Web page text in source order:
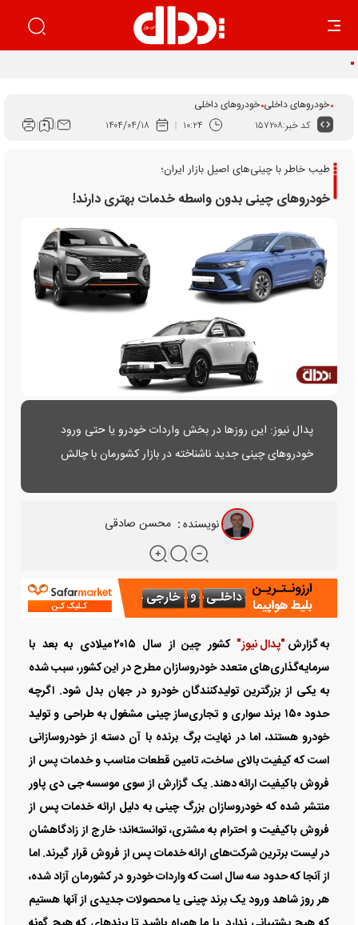
خودروهای داخلی خودروهای داخلی
کد خبر:۱۵۷۲۰۸ ۱۰:۲۴ ۱۴۰۴/۰۴/۱۸
طیب خاطر با چینی‌های اصیل بازار ایران؛
خودرو‌های چینی بدون واسطه خدمات بهتری دارند!
پدال نیوز: این روز‌ها در بخش واردات خودرو یا حتی ورود
خودرو‌های چینی جدید ناشناخته در بازار کشورمان با چالش
همراه می‌سازد......
نویسنده: محسن صادقی
به گزارش"پدال نیوز"
کشور چین از سال ۲۰۱۵ میلادی به بعد با
سرمایه‌گذاری‌های متعدد خودروسازان مطرح در این کشور، سبب شده
به یکی از بزرگترین تولیدکنندگان خودرو در جهان بدل شود. اگرچه
حدود ۱۵۰ برند سواری و تجاری‌ساز چینی مشغول به طراحی و تولید
خودرو هستند، اما در نهایت برگ برنده با آن دسته از خودروسازانی
است که کیفیت بالای ساخت، تامین قطعات مناسب و خدمات پس از
فروش باکیفیت ارائه دهند. یک گزارش از سوی موسسه جی دی پاور
منتشر شده که خودروسازان بزرگ چینی به دلیل ارائه خدمات پس از
فروش باکیفیت و احترام به مشتری، توانسته‌اند؛ خارج از زادگاهشان
در لیست برترین شرکت‌های ارائه خدمات پس از فروش قرار گیرند. اما
از آنجا که حدود سه سال است که واردات خودرو در کشورمان آزاد شده،
هر روز شاهد ورود یک برند چینی یا محصولات جدیدی از آنها هستیم